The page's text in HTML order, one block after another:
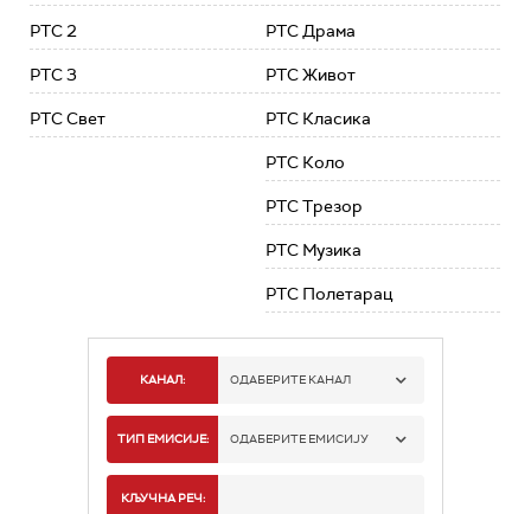
РТС 2
РТС 3
РТС Свет
РТС Драма
РТС Живот
РТС Класика
РТС Коло
РТС Трезор
РТС Музика
РТС Полетарац
КАНАЛ: ОДАБЕРИТЕ КАНАЛ
РТС 1
ТИП ЕМИСИЈЕ: ОДАБЕРИТЕ ЕМИСИЈУ
КЉУЧНА РЕЧ: